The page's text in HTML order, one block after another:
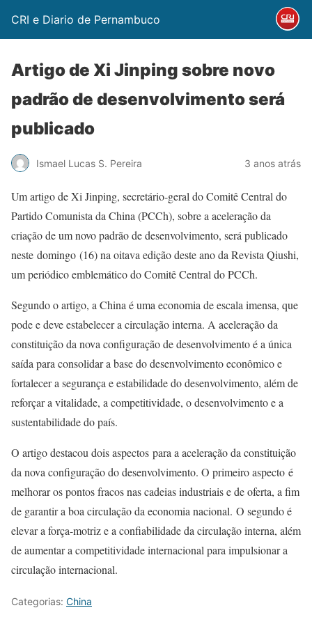
CRI e Diario de Pernambuco
Artigo de Xi Jinping sobre novo
padrão de desenvolvimento será
publicado
Ismael Lucas S. Pereira 3 anos atrás
Um artigo de Xi Jinping, secretário-geral do Comitê Central do
Partido Comunista da China (PCCh), sobre a aceleração da
criação de um novo padrão de desenvolvimento, será publicado
neste domingo (16) na oitava edição deste ano da Revista Qiushi,
um periódico emblemático do Comitê Central do PCCh.
Segundo o artigo, a China é uma economia de escala imensa, que
pode e deve estabelecer a circulação interna. A aceleração da
constituição da nova configuração de desenvolvimento é a única
saída para consolidar a base do desenvolvimento econômico e
fortalecer a segurança e estabilidade do desenvolvimento, além de
reforçar a vitalidade, a competitividade, o desenvolvimento e a
sustentabilidade do país.
O artigo destacou dois aspectos para a aceleração da constituição
da nova configuração do desenvolvimento. O primeiro aspecto é
melhorar os pontos fracos nas cadeias industriais e de oferta, a fim
de garantir a boa circulação da economia nacional. O segundo é
elevar a força-motriz e a confiabilidade da circulação interna, além
de aumentar a competitividade internacional para impulsionar a
circulação internacional.
Categorias: China